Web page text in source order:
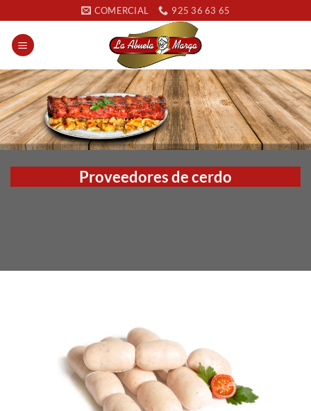
al
contenido
COMERCIAL 925 36 63 65
Proveedores de cerdo